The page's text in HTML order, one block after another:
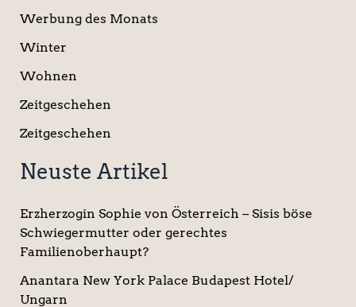
Werbung des Monats
Winter
Wohnen
Zeitgeschehen
Zeitgeschehen
Neuste Artikel
Erzherzogin Sophie von Österreich – Sisis böse
Schwiegermutter oder gerechtes
Familienoberhaupt?
Anantara New York Palace Budapest Hotel/
Ungarn